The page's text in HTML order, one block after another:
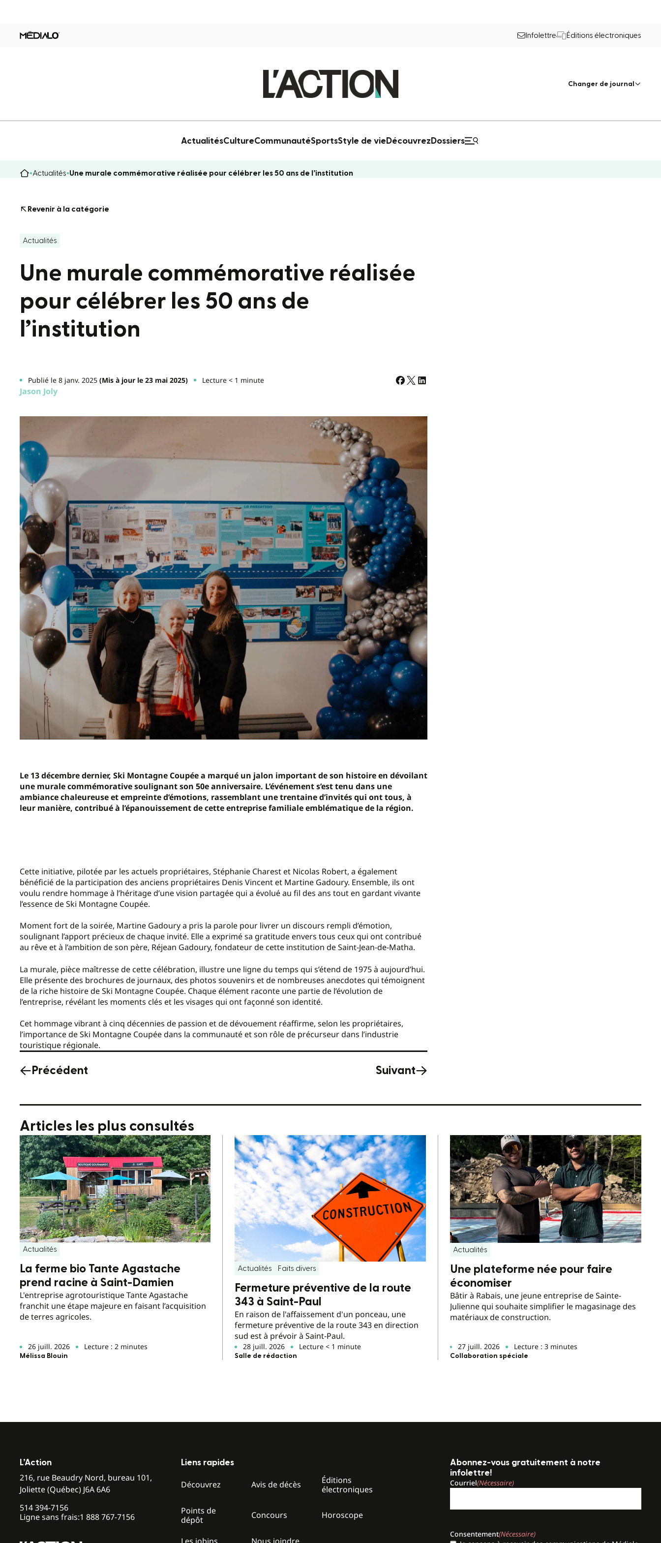
Infolettre Éditions électroniques
Changer de journal
ActualitésCultureCommunautéSportsStyle de vie Découvrez Dossiers
Actualités Une murale commémorative réalisée pour célébrer les 50 ans de l’institution
Revenir à la catégorie
Actualités
Une murale commémorative réalisée
pour célébrer les 50 ans de
l’institution
Publié le 8 janv. 2025(Mis à jour le 23 mai 2025) Lecture < 1 minute
Jason Joly
Le 13 décembre dernier, Ski Montagne Coupée a marqué un jalon important de son histoire en dévoilant
une murale commémorative soulignant son 50e anniversaire. L’événement s’est tenu dans une
ambiance chaleureuse et empreinte d’émotions, rassemblant une trentaine d’invités qui ont tous, à
leur manière, contribué à l’épanouissement de cette entreprise familiale emblématique de la région.
Cette initiative, pilotée par les actuels propriétaires, Stéphanie Charest et Nicolas Robert, a également
bénéficié de la participation des anciens propriétaires Denis Vincent et Martine Gadoury. Ensemble, ils ont
voulu rendre hommage à l’héritage d’une vision partagée qui a évolué au fil des ans tout en gardant vivante
l’essence de Ski Montagne Coupée.
Moment fort de la soirée, Martine Gadoury a pris la parole pour livrer un discours rempli d’émotion,
soulignant l’apport précieux de chaque invité. Elle a exprimé sa gratitude envers tous ceux qui ont contribué
au rêve et à l’ambition de son père, Réjean Gadoury, fondateur de cette institution de Saint-Jean-de-Matha.
La murale, pièce maîtresse de cette célébration, illustre une ligne du temps qui s’étend de 1975 à aujourd’hui.
Elle présente des brochures de journaux, des photos souvenirs et de nombreuses anecdotes qui témoignent
de la riche histoire de Ski Montagne Coupée. Chaque élément raconte une partie de l’évolution de
l’entreprise, révélant les moments clés et les visages qui ont façonné son identité.
Cet hommage vibrant à cinq décennies de passion et de dévouement réaffirme, selon les propriétaires,
l’importance de Ski Montagne Coupée dans la communauté et son rôle de précurseur dans l’industrie
touristique régionale.
Précédent Suivant
Articles les plus consultés
Actualités
La ferme bio Tante Agastache
prend racine à Saint-Damien
L'entreprise agrotouristique Tante Agastache
franchit une étape majeure en faisant l’acquisition
de terres agricoles.
26 juill. 2026 Lecture : 2 minutes
Mélissa Blouin
Actualités Faits divers
Fermeture préventive de la route
343 à Saint-Paul
En raison de l'affaissement d'un ponceau, une
fermeture préventive de la route 343 en direction
sud est à prévoir à Saint-Paul.
28 juill. 2026 Lecture < 1 minute
Salle de rédaction
Actualités
Une plateforme née pour faire
économiser
Bâtir à Rabais, une jeune entreprise de Sainte-
Julienne qui souhaite simplifier le magasinage des
matériaux de construction.
27 juill. 2026 Lecture : 3 minutes
Collaboration spéciale
L’Action
216, rue Beaudry Nord, bureau 101,
Joliette (Québec) J6A 6A6
514 394-7156
Ligne sans frais:1 888 767-7156
Liens rapides
Découvrez Avis de décès
Éditions
électroniques
Points de
dépôt
Concours Horoscope
Les jobins Nous joindre
Abonnez-vous gratuitement à notre
infolettre!
Courriel(Nécessaire)
Consentement(Nécessaire)